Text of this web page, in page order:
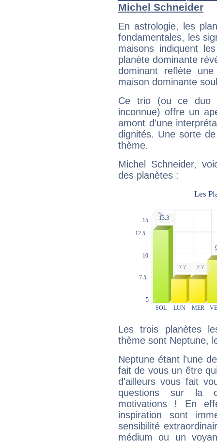
Michel Schneider
En astrologie, les
fondamentales, les
maisons indiquent
planète dominante
dominant reflète
maison dominante
Ce trio (ou ce duo
inconnue) offre un
amont d'une
dignités. Une sorte
thème.
Michel Schneider,
des planètes :
Les trois planètes
thème sont Neptune,
Neptune étant l'une
fait de vous un être
d'ailleurs vous fait
questions sur la
motivations ! En
inspiration sont
sensibilité
médium ou un